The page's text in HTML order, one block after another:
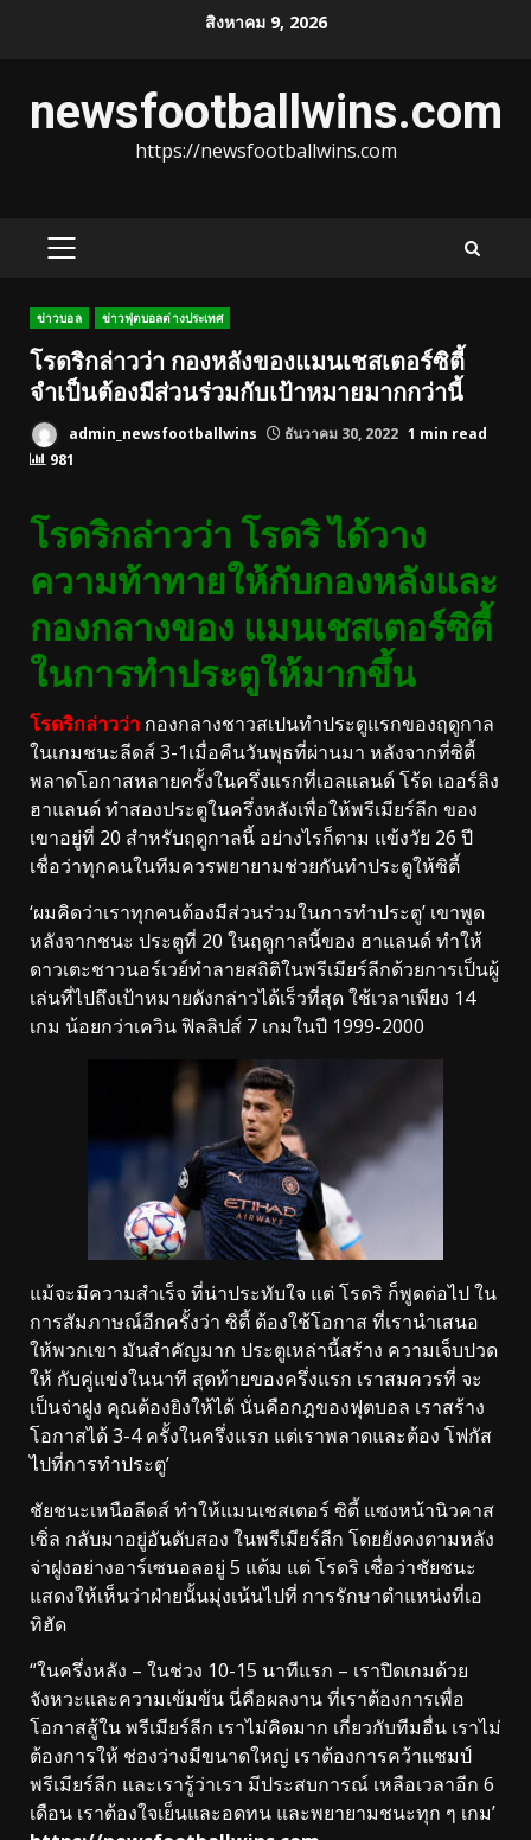
สิงหาคม 9, 2026
newsfootballwins.com
https://newsfootballwins.com
PRIMARY
ข่าวบอล ข่าวฟุตบอลต่างประเทศ
โรดริกล่าวว่า กองหลังของแมนเชสเตอร์ซิตี้
จำเป็นต้องมีส่วนร่วมกับเป้าหมายมากกว่านี้
admin_newsfootballwins ธันวาคม 30, 2022 1 min read
981
โรดริกล่าวว่า โรดริ ได้วาง
ความท้าทายให้กับกองหลังและ
กองกลางของ แมนเชสเตอร์ซิตี้
ในการทำประตูให้มากขึ้น
โรดริกล่าวว่า กองกลางชาวสเปนทำประตูแรกของฤดูกาล
ในเกมชนะลีดส์ 3-1เมื่อคืนวันพุธที่ผ่านมา หลังจากที่ซิตี้
พลาดโอกาสหลายครั้งในครึ่งแรกที่เอลแลนด์ โร้ด เออร์ลิง
ฮาแลนด์ ทำสองประตูในครึ่งหลังเพื่อให้พรีเมียร์ลีก ของ
เขาอยู่ที่ 20 สำหรับฤดูกาลนี้ อย่างไรก็ตาม แข้งวัย 26 ปี
เชื่อว่าทุกคนในทีมควรพยายามช่วยกันทำประตูให้ซิตี้
‘ผมคิดว่าเราทุกคนต้องมีส่วนร่วมในการทำประตู’ เขาพูด
หลังจากชนะ ประตูที่ 20 ในฤดูกาลนี้ของ ฮาแลนด์ ทำให้
ดาวเตะชาวนอร์เวย์ทำลายสถิติในพรีเมียร์ลีกด้วยการเป็นผู้
เล่นที่ไปถึงเป้าหมายดังกล่าวได้เร็วที่สุด ใช้เวลาเพียง 14
เกม น้อยกว่าเควิน ฟิลลิปส์ 7 เกมในปี 1999-2000
แม้จะมีความสำเร็จ ที่น่าประทับใจ แต่ โรดริ ก็พูดต่อไป ใน
การสัมภาษณ์อีกครั้งว่า ซิตี้ ต้องใช้โอกาส ที่เรานำเสนอ
ให้พวกเขา มันสำคัญมาก ประตูเหล่านี้สร้าง ความเจ็บปวด
ให้ กับคู่แข่งในนาที สุดท้ายของครึ่งแรก เราสมควรที่ จะ
เป็นจ่าฝูง คุณต้องยิงให้ได้ นั่นคือกฎของฟุตบอล เราสร้าง
โอกาสได้ 3-4 ครั้งในครึ่งแรก แต่เราพลาดและต้อง โฟกัส
ไปที่การทำประตู’
ชัยชนะเหนือลีดส์ ทำให้แมนเชสเตอร์ ซิตี้ แซงหน้านิวคาส
เซิ่ล กลับมาอยู่อันดับสอง ในพรีเมียร์ลีก โดยยังคงตามหลัง
จ่าฝูงอย่างอาร์เซนอลอยู่ 5 แต้ม แต่ โรดริ เชื่อว่าชัยชนะ
แสดงให้เห็นว่าฝ่ายนั้นมุ่งเน้นไปที่ การรักษาตำแหน่งที่เอ
ทิฮัด
“ในครึ่งหลัง – ในช่วง 10-15 นาทีแรก – เราปิดเกมด้วย
จังหวะและความเข้มข้น นี่คือผลงาน ที่เราต้องการเพื่อ
โอกาสสู้ใน พรีเมียร์ลีก เราไม่คิดมาก เกี่ยวกับทีมอื่น เราไม่
ต้องการให้ ช่องว่างมีขนาดใหญ่ เราต้องการคว้าแชมป์
พรีเมียร์ลีก และเรารู้ว่าเรา มีประสบการณ์ เหลือเวลาอีก 6
เดือน เราต้องใจเย็นและอดทน และพยายามชนะทุก ๆ เกม’